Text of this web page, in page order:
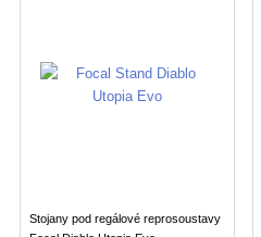
Stojany pod regálové reprosoustavy